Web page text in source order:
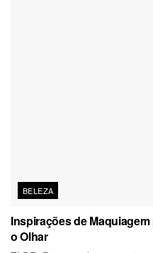
BELEZA
Inspirações de
o Olhar